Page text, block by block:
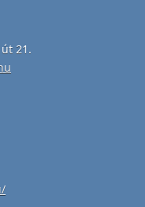
út 21.
/